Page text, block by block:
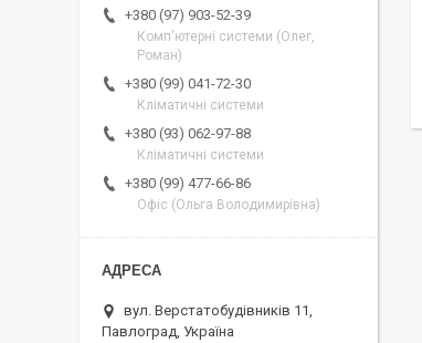
+380 (97) 903-52-39
Комп'ютерні системи (Олег,
Роман)
+380 (99) 041-72-30
Кліматичні системи
+380 (93) 062-97-88
Кліматичні системи
+380 (99) 477-66-86
Офіс (Ольга Володимирівна)
вул. Верстатобудівників 11,
Павлоград, Україна